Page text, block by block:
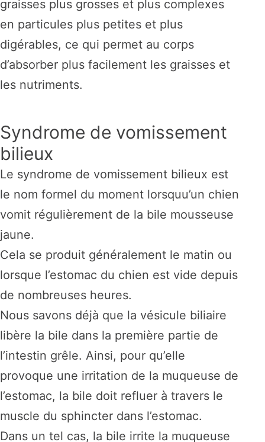
graisses plus grosses et plus complexes
en particules plus petites et plus
digérables, ce qui permet au corps
d’absorber plus facilement les graisses et
les nutriments.
Syndrome de vomissement
bilieux
Le syndrome de vomissement bilieux est
le nom formel du moment lorsquu’un chien
vomit régulièrement de la bile mousseuse
jaune.
Cela se produit généralement le matin ou
lorsque l’estomac du chien est vide depuis
de nombreuses heures.
Nous savons déjà que la vésicule biliaire
libère la bile dans la première partie de
l’intestin grêle. Ainsi, pour qu’elle
provoque une irritation de la muqueuse de
l’estomac, la bile doit refluer à travers le
muscle du sphincter dans l’estomac.
Dans un tel cas, la bile irrite la muqueuse